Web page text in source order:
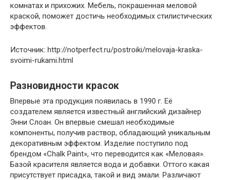
комнатах и прихожих. Мебель, покрашенная меловой
краской, поможет достичь необходимых стилистических
эффектов.
Источник: http://notperfect.ru/postroiki/melovaja-kraska-
svoimi-rukami.html
Разновидности красок
Впервые эта продукция появилась в 1990 г. Её
создателем является известный английский дизайнер
Энни Слоан. Он впервые смешал необходимые
компоненты, получив раствор, обладающий уникальным
декоративным эффектом. Изделие поступило под
брендом «Chalk Paint», что переводится как «Меловая».
Базой красителя является вода и добавки. Оттого какая
присутствует присадка, такой и вид эмали. Различают